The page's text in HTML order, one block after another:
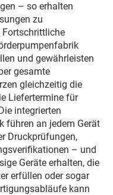
– so erhalten
zu
und gewährleisten
gesamte
gleichzeitig die
Liefertermine für
integrierten
führen an jedem Gerät
Druckprüfungen,
– und
Geräte erhalten, die
erfüllen oder sogar
kann